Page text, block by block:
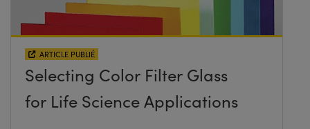
ARTICLE PUBLIÉ
Selecting Color Filter Glass
for Life Science Applications